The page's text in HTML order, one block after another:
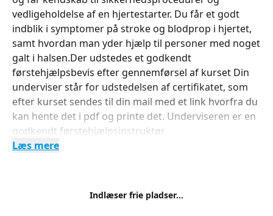
vedligeholdelse af en hjertestarter. Du får et godt
indblik i symptomer på stroke og blodprop i hjertet,
samt hvordan man yder hjælp til personer med noget
galt i halsen.Der udstedes et godkendt
førstehjælpsbevis efter gennemførsel af kurset Din
underviser står for udstedelsen af certifikatet, som
efter kurset sendes til din mail med et link hvorfra du
kan hente det i pdf og printe det. Underviseren er en
godkendt førstehjælpsinstruktør.
Læs mere
Indlæser frie pladser...